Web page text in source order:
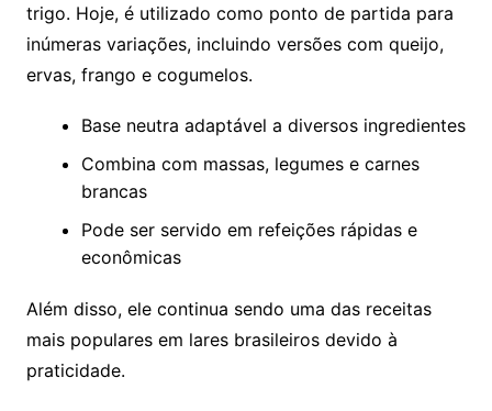
trigo. Hoje, é utilizado como ponto de partida para
inúmeras variações, incluindo versões com queijo,
ervas, frango e cogumelos.
Base neutra adaptável a diversos ingredientes
Combina com massas, legumes e carnes
brancas
Pode ser servido em refeições rápidas e
econômicas
Além disso, ele continua sendo uma das receitas
mais populares em lares brasileiros devido à
praticidade.